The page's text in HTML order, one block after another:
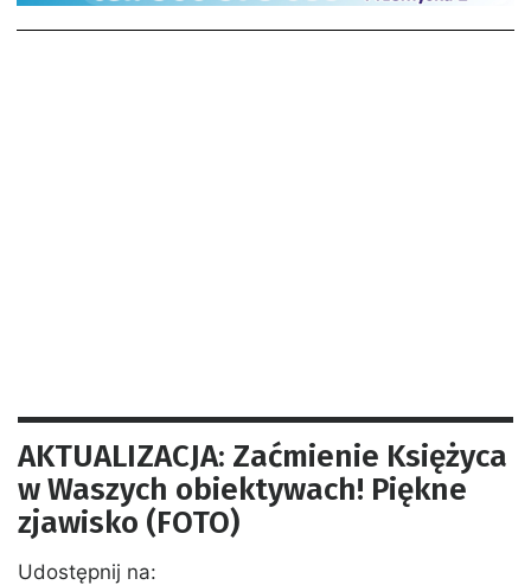
AKTUALIZACJA: Zaćmienie Księżyca
w Waszych obiektywach! Piękne
zjawisko (FOTO)
Udostępnij na: